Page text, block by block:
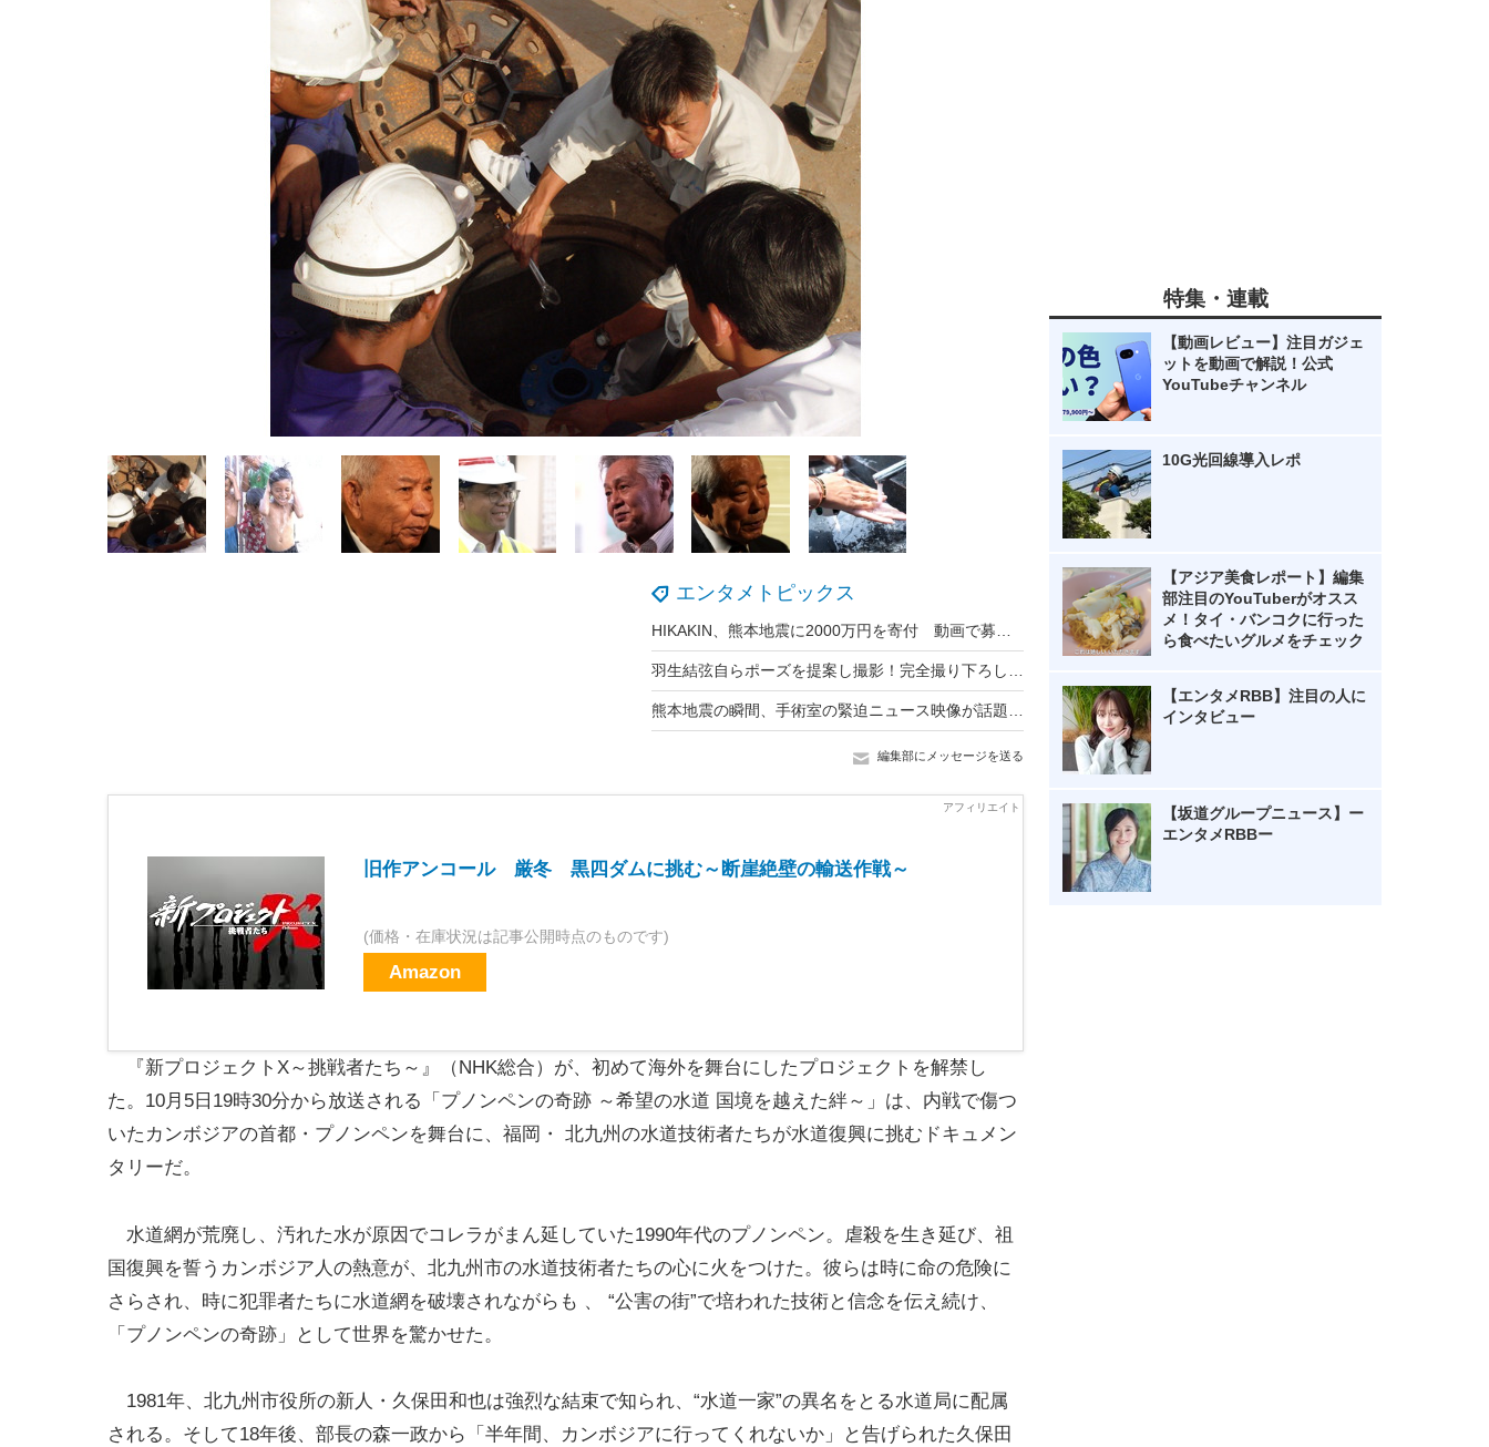
エンタメトピックス
編集部にメッセージを送る
旧作アンコール 厳冬 黒四ダムに挑む～断崖絶壁の輸送作戦～
(価格・在庫状況は記事公開時点のものです)
Amazon
『新プロジェクトX～挑戦者たち～』（NHK総合）が、初めて海外を舞台にしたプロジェクトを解禁し
た。10月5日19時30分から放送される「プノンペンの奇跡 ～希望の水道 国境を越えた絆～」は、内戦で傷つ
いたカンボジアの首都・プノンペンを舞台に、福岡・ 北九州の水道技術者たちが水道復興に挑むドキュメン
タリーだ。
水道網が荒廃し、汚れた水が原因でコレラがまん延していた1990年代のプノンペン。虐殺を生き延び、祖
国復興を誓うカンボジア人の熱意が、北九州市の水道技術者たちの心に火をつけた。彼らは時に命の危険に
さらされ、時に犯罪者たちに水道網を破壊されながらも 、 “公害の街”で培われた技術と信念を伝え続け、
「プノンペンの奇跡」として世界を驚かせた。
1981年、北九州市役所の新人・久保田和也は強烈な結束で知られ、“水道一家”の異名をとる水道局に配属
される。そして18年後、部長の森一政から「半年間、カンボジアに行ってくれないか」と告げられた久保田
特集・連載
【動画レビュー】注目ガジェ
ットを動画で解説！公式
YouTubeチャンネル
10G光回線導入レポ
【アジア美食レポート】編集
部注目のYouTuberがオスス
メ！タイ・バンコクに行った
ら食べたいグルメをチェック
【エンタメRBB】注目の人に
インタビュー
【坂道グループニュース】ー
エンタメRBBー